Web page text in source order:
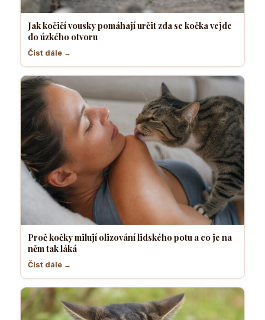
Jak kočičí vousky pomáhají určit zda se kočka vejde
do úzkého otvoru
Číst dále →
Proč kočky milují olizování lidského potu a co je na
něm tak láká
Číst dále →